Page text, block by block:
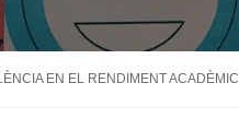
EN EL RENDIMENT ACADÈMIC